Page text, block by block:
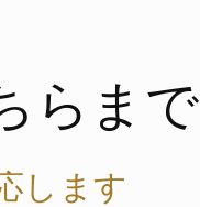
らまで
します